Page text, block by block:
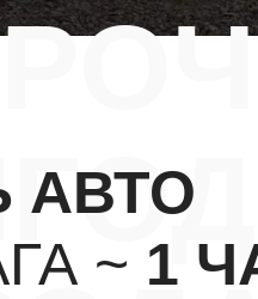
АВТО
~ 1